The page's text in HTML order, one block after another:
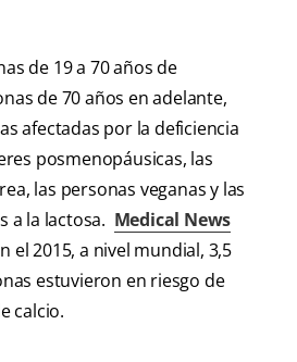
de 19 a 70 años de
de 70 años en adelante,
afectadas por la deficiencia
posmenopáusicas, las
las personas veganas y las
a la lactosa. Medical News
el 2015, a nivel mundial, 3,5
estuvieron en riesgo de
calcio.